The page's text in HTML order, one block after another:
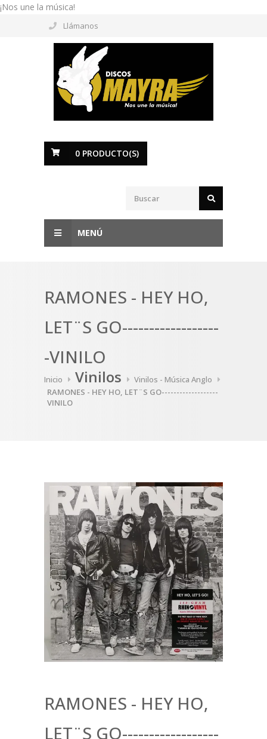
¡Nos une la música!
Llámanos
0 PRODUCTO(S)
MENÚ
RAMONES - HEY HO,
LET¨S GO------------------
-VINILO
Inicio Vinilos
Vinilos - Música Anglo
RAMONES - HEY HO, LET¨S GO-------------------
VINILO
RAMONES - HEY HO,
LET¨S GO------------------